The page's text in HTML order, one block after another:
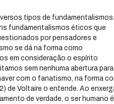
tipos de
fundamentalismos éticos que
por pensadores e
se dá na forma como
em consideração o espírito
sem nenhuma abertura
com o fanatismo, na forma
de Voltaire o entende. Ao
de verdade, o ser humano é